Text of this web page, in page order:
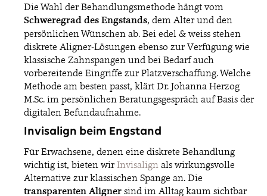
Die Wahl der Behandlungsmethode hängt vom
Schweregrad des Engstands, dem Alter und den
persönlichen Wünschen ab. Bei edel & weiss stehen
diskrete Aligner-Lösungen ebenso zur Verfügung wie
klassische Zahnspangen und bei Bedarf auch
vorbereitende Eingriffe zur Platzverschaffung. Welche
Methode am besten passt, klärt Dr. Johanna Herzog
M.Sc. im persönlichen Beratungsgespräch auf Basis der
digitalen Befundaufnahme.
Invisalign beim Engstand
Für Erwachsene, denen eine diskrete Behandlung
wichtig ist, bieten wir Invisalign als wirkungsvolle
Alternative zur klassischen Spange an. Die
transparenten Aligner sind im Alltag kaum sichtbar